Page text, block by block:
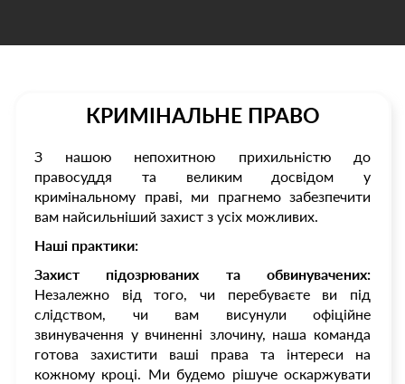
КРИМІНАЛЬНЕ ПРАВО
З нашою непохитною прихильністю до
правосуддя та великим досвідом у
кримінальному праві, ми прагнемо забезпечити
вам найсильніший захист з усіх можливих.
Наші практики:
Захист підозрюваних та обвинувачених:
Незалежно від того, чи перебуваєте ви під
слідством, чи вам висунули офіційне
звинувачення у вчиненні злочину, наша команда
готова захистити ваші права та інтереси на
кожному кроці. Ми будемо рішуче оскаржувати